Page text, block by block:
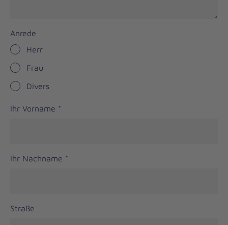
Anrede
Herr
Frau
Divers
Ihr Vorname *
Ihr Nachname *
Straße